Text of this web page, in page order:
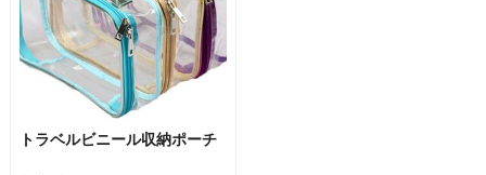
トラベルビニール収納ポーチ